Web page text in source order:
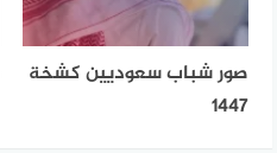
صور شباب سعوديين كشخة
1447